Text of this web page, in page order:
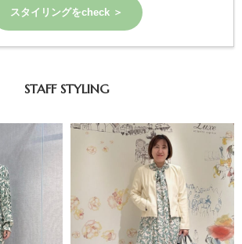
スタイリングをcheck ＞
STAFF STYLING